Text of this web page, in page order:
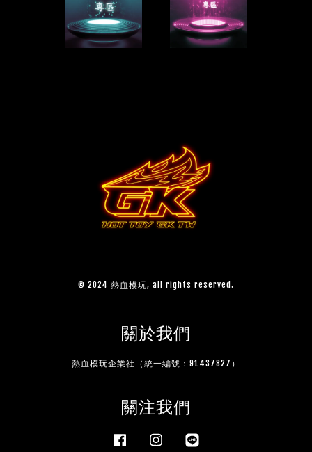
© 2024 熱血模玩, all rights reserved.
關於我們
熱血模玩企業社（統一編號：91437827）
關注我們
Facebook Instagram